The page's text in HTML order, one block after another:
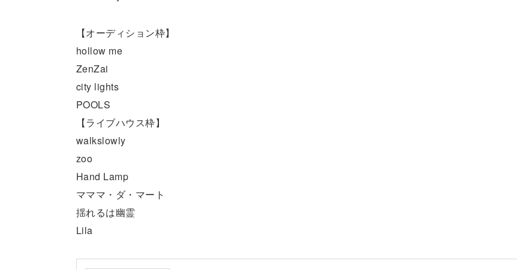
【オーディション枠】
hollow me
ZenZai
city lights
POOLS
【ライブハウス枠】
walkslowly
zoo
Hand Lamp
マママ・ダ・マート
揺れるは幽霊
Lila